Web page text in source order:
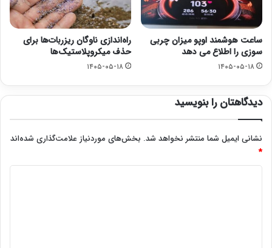
ساعت هوشمند اوپو میزان چربی
سوزی را اطلاع می دهد
۱۴۰۵-۰۵-۱۸
راه‌اندازی ناوگان ریزربات‌ها برای
حذف میکروپلاستیک‌ها
۱۴۰۵-۰۵-۱۸
دیدگاهتان را بنویسید
نشانی ایمیل شما منتشر نخواهد شد. بخش‌های موردنیاز علامت‌گذاری شده‌اند
*